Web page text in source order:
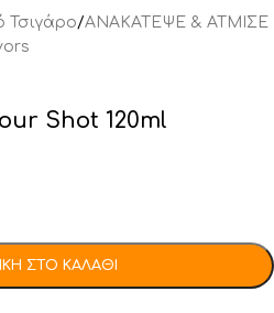
Τσιγάρο/ΑΝΑΚΑΤΕΨΕ & ΑΤΜΙΣΕ
Shot 120ml
ΣΤΟ ΚΑΛΆΘΙ